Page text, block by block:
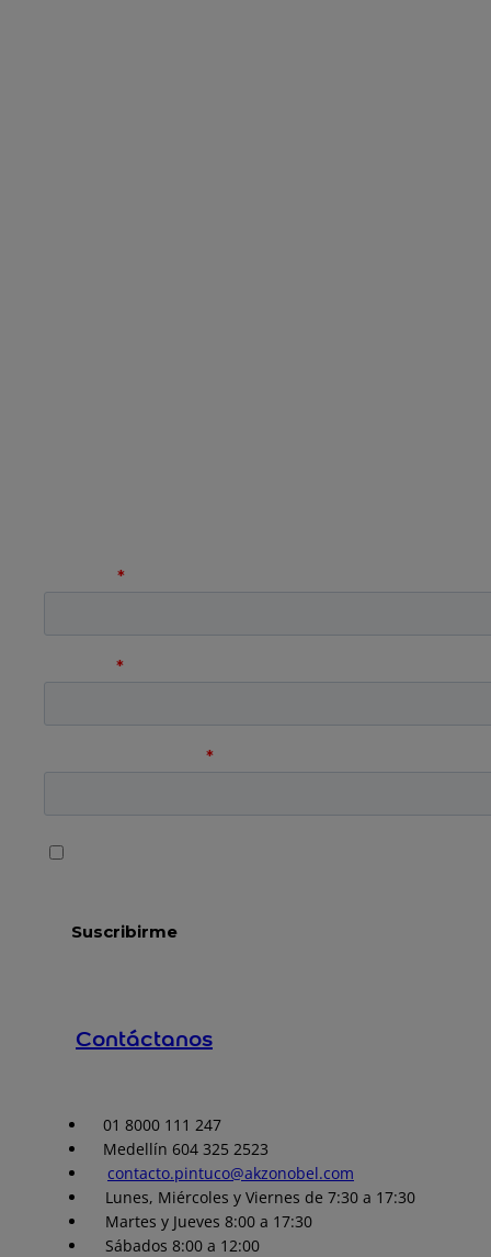
Contáctanos
01 8000 111 247
Medellín 604 325 2523
contacto.pintuco@akzonobel.com
Lunes, Miércoles y Viernes de 7:30 a 17:30
Martes y Jueves 8:00 a 17:30
Sábados 8:00 a 12:00